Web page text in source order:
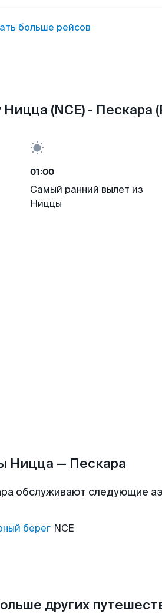
больше рейсов
(NCE) - Пескара
01:00
Самый ранний вылет из
Ниццы
Ницца — Пескара
обслуживают следующие
берег NCE
других